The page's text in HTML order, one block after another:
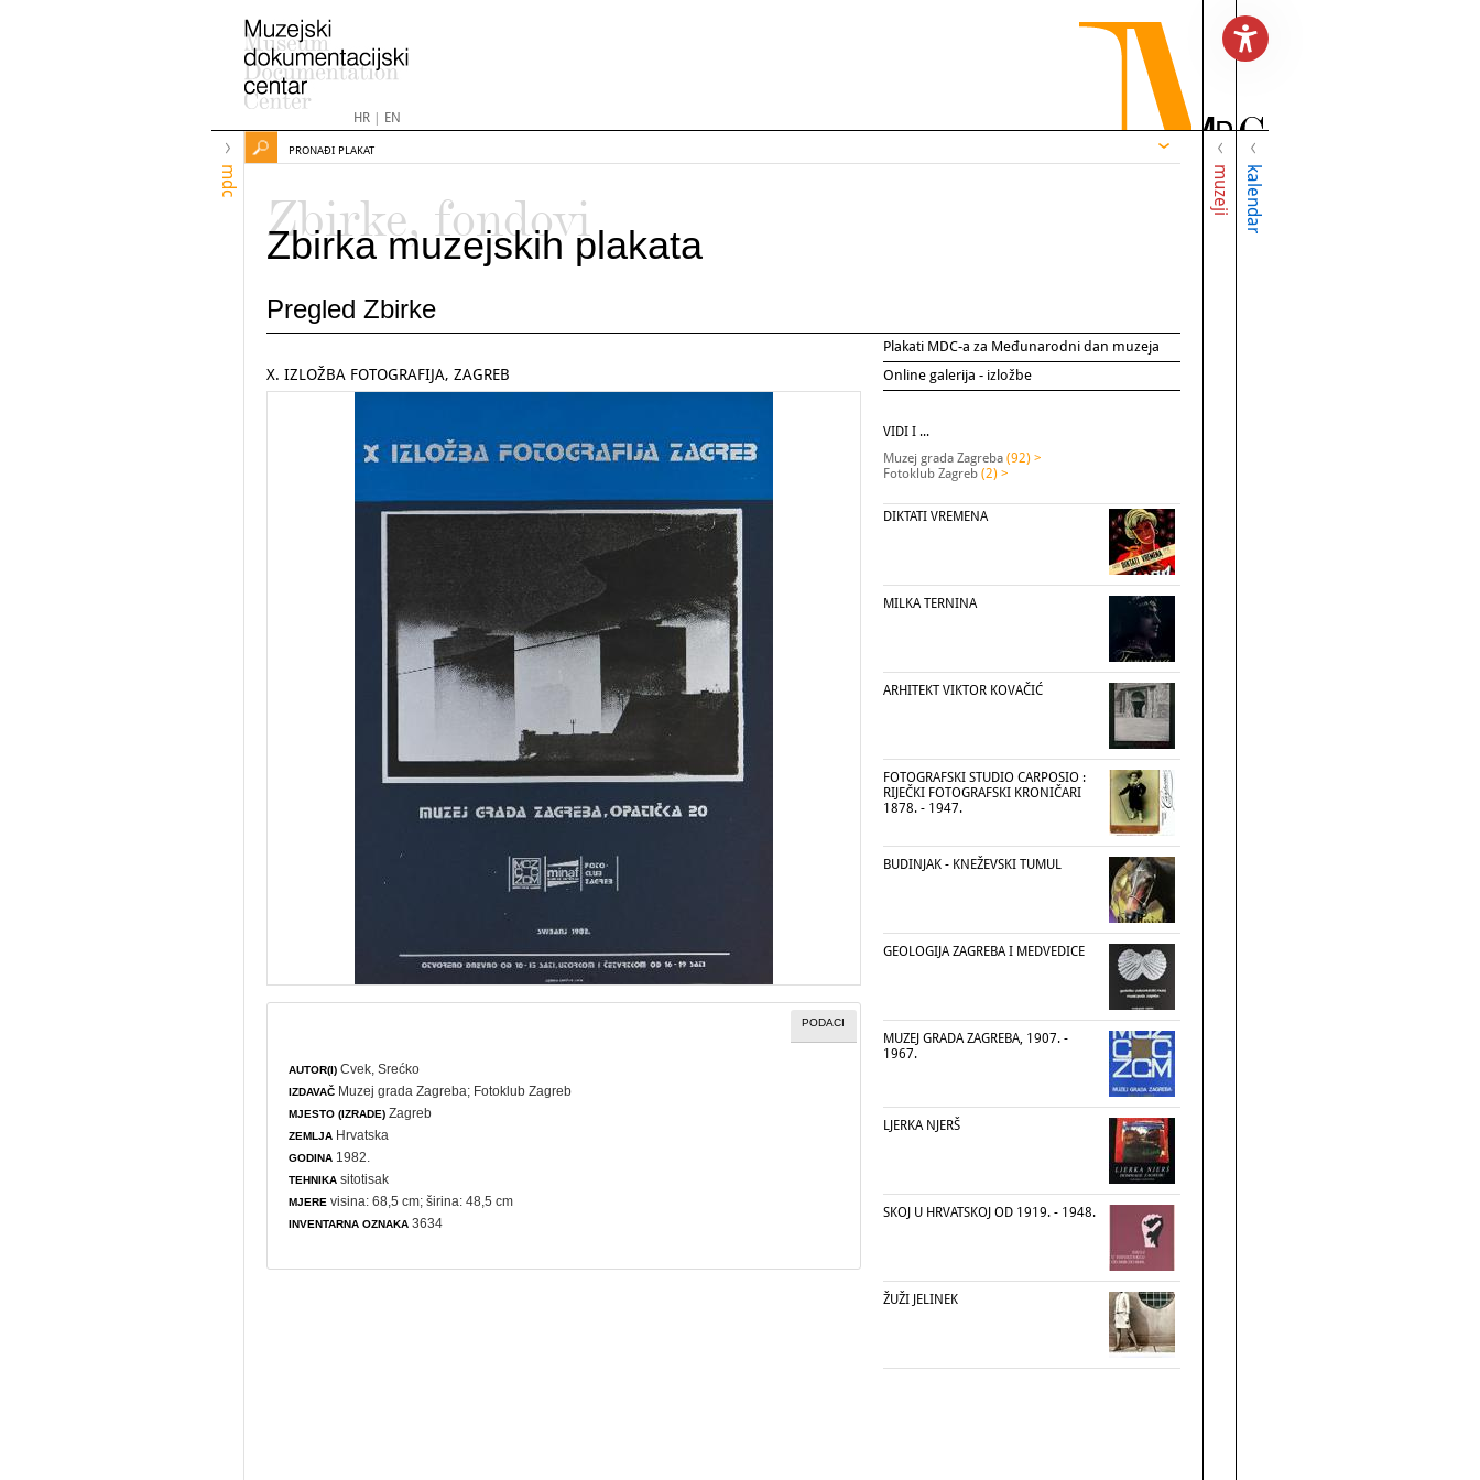
HR| EN
mdc muzeji kalendar
PRONAĐI PLAKAT
Zbirke, fondovi
Zbirka muzejskih plakata
Pregled Zbirke
Plakati MDC-a za Međunarodni dan muzeja
Online galerija - izložbe
X. IZLOŽBA FOTOGRAFIJA, ZAGREB
PODACI
AUTOR(I) Cvek, Srećko
IZDAVAČ Muzej grada Zagreba; Fotoklub Zagreb
MJESTO (IZRADE) Zagreb
ZEMLJA Hrvatska
GODINA 1982.
TEHNIKA sitotisak
MJERE visina: 68,5 cm; širina: 48,5 cm
INVENTARNA OZNAKA 3634
VIDI I ...
Muzej grada Zagreba (92) >
Fotoklub Zagreb (2) >
DIKTATI VREMENA
MILKA TERNINA
ARHITEKT VIKTOR KOVAČIĆ
FOTOGRAFSKI STUDIO CARPOSIO :
RIJEČKI FOTOGRAFSKI KRONIČARI
1878. - 1947.
BUDINJAK - KNEŽEVSKI TUMUL
GEOLOGIJA ZAGREBA I MEDVEDICE
MUZEJ GRADA ZAGREBA, 1907. -
1967.
LJERKA NJERŠ
SKOJ U HRVATSKOJ OD 1919. - 1948.
ŽUŽI JELINEK